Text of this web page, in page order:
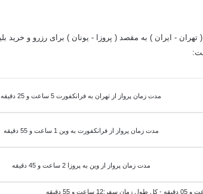
- ایران ) به مقصد ( پروزا - یونان ) برای رزرو و خرید
مدت زمان پرواز از تهران به فرانکفورت 5 ساعت و 25 دقیقه
مدت زمان پرواز از فرانکفورت بهوین 1 ساعت و 55 دقیقه
مدت زمان پرواز ازوین به پروزا 2 ساعت و 45 دقیقه